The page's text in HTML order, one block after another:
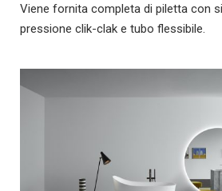
Viene fornita completa di piletta con
pressione clik-clak e tubo flessibile.